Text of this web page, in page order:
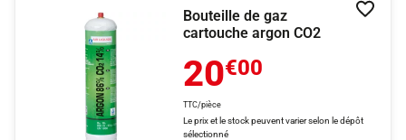
Bouteille de gaz
cartouche argon CO2
20€00
TTC/pièce
Le prix et le stock peuvent varier selon le dépôt
sélectionné